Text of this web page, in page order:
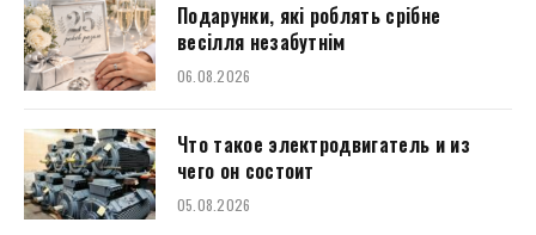
Подарунки, які роблять срібне
весілля незабутнім
06.08.2026
Что такое электродвигатель и из
чего он состоит
05.08.2026